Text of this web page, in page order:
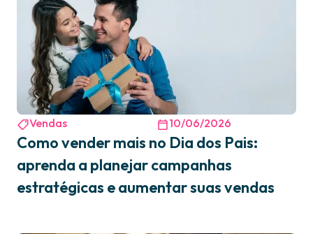
Vendas 10/06/2026
Como vender mais no Dia dos Pais:
aprenda a planejar campanhas
estratégicas e aumentar suas vendas